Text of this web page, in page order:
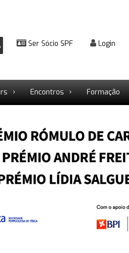
Ser Sócio SPF Login
Encontros Formação